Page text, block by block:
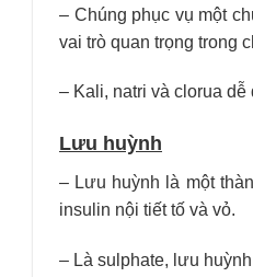
– Chúng phục vụ một
vai trò quan trọng trong
– Kali, natri và clorua
Lưu huỳnh
– Lưu huỳnh là một
insulin nội tiết tố và vỏ.
– Là sulphate, lưu